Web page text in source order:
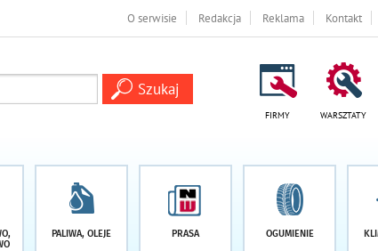
O serwisie Redakcja Reklama Kontakt
FIRMY WARSZTATY
PALIWA, OLEJE PRASA OGUMIENIE